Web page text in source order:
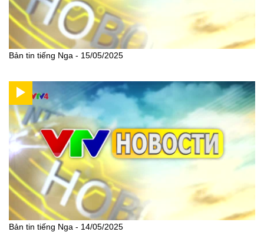
Bản tin tiếng Nga - 15/05/2025
Bản tin tiếng Nga - 14/05/2025